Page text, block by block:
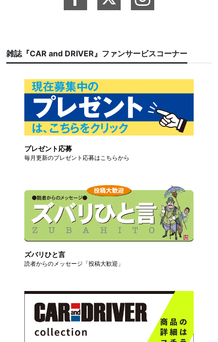
雑誌『CAR and DRIVER』ファンサービスコーナー
プレゼント応募
毎月更新のプレゼント応募はこちらから
ズバリひと言
読者からのメッセージ「投稿大歓迎」